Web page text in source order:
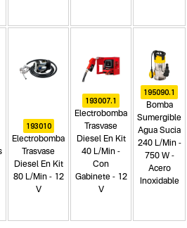
193010
Electrobomba
Trasvase
Diesel En Kit
80 L/Min - 12
V
193007.1
Electrobomba
Trasvase
Diesel En Kit
40 L/Min -
Con
Gabinete - 12
V
195090.1
Bomba
Sumergible
Agua Sucia
240 L/Min -
750 W -
Acero
Inoxidable